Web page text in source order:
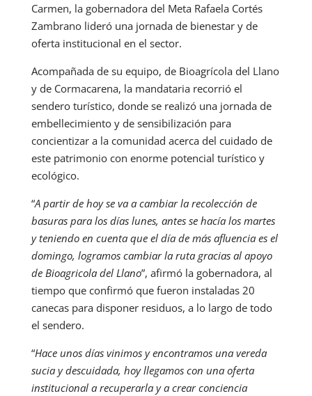
Carmen, la gobernadora del Meta Rafaela Cortés
Zambrano lideró una jornada de bienestar y de
oferta institucional en el sector.
Acompañada de su equipo, de Bioagrícola del Llano
y de Cormacarena, la mandataria recorrió el
sendero turístico, donde se realizó una jornada de
embellecimiento y de sensibilización para
concientizar a la comunidad acerca del cuidado de
este patrimonio con enorme potencial turístico y
ecológico.
“A partir de hoy se va a cambiar la recolección de
basuras para los días lunes, antes se hacía los martes
y teniendo en cuenta que el día de más afluencia es el
domingo, logramos cambiar la ruta gracias al apoyo
de Bioagricola del Llano”, afirmó la gobernadora, al
tiempo que confirmó que fueron instaladas 20
canecas para disponer residuos, a lo largo de todo
el sendero.
“Hace unos días vinimos y encontramos una vereda
sucia y descuidada, hoy llegamos con una oferta
institucional a recuperarla y a crear conciencia